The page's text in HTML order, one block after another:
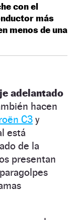
con el
más
menos de una
adelantado
hacen
C3 y
está
de la
presentan